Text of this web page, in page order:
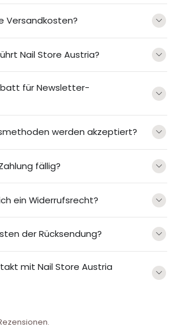
Versandkosten?
Nail Store Austria?
für Newsletter-
werden akzeptiert?
fällig?
ein Widerrufsrecht?
der Rücksendung?
mit Nail Store Austria